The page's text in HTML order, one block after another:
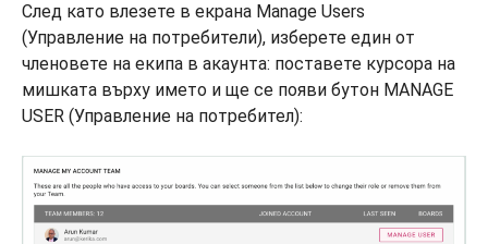
След като влезете в екрана Manage Users
(Управление на потребители), изберете един от
членовете на екипа в акаунта: поставете курсора на
мишката върху името и ще се появи бутон MANAGE
USER (Управление на потребител):